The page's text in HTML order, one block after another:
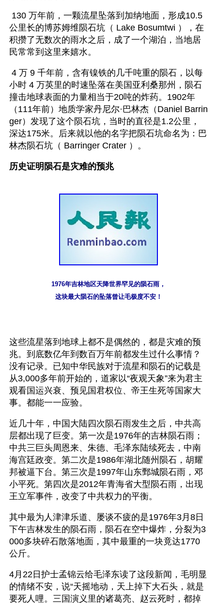
公里长的博苏姆维陨石坑（ Lake Bosumtwi ），在
积攒了无数次的雨水之后，成了一个湖泊，当地居
民常常到这里来嬉水。
小时 4 万英里的时速坠落在美国亚利桑那州，陨石
撞击地球表面的力量相当于20吨的炸药。1902年
（111年前）地质学家丹尼尔·巴林杰（Daniel Barrin
ger）发现了这个陨石坑，当时的直径是1.2公里，
深达175米。后来就以他的名字把陨石坑命名为：巴
林杰陨石坑（ Barringer Crater ）。
历史证明陨石是灾难的预兆
1976年吉林地区天降世界罕见的陨石雨，
这块最大陨石的坠落曾让毛极度不安！
这些流星落到地球上都不是偶然的，都是灾难的预
兆。到底数亿年到数百万年前都发生过什么事情？
没有记录。已知中华民族对于流星和陨石的记载是
从3,000多年前开始的，道家以“夜观天象”来为君主
观看国运兴衰、预见国君权位、帝王生死等国家大
事。都能一一应验。
近几十年，中国大陆四次陨石雨发生之后，中共高
层都出现了巨变。第一次是1976年的吉林陨石雨；
中共三巨头周恩来、朱德、毛泽东陆续死去，中南
海宫廷政变。第二次是1986年湖北随州陨石，胡耀
邦被逼下台。第三次是1997年山东鄄城陨石雨，邓
小平死。第四次是2012年青海省大型陨石雨，出现
王立军事件，改变了中共权力的平衡。
其中最为人津津乐道、屡谈不疲的是1976年3月8日
下午吉林发生的陨石雨，陨石在空中爆炸，分裂为3
000多块碎石散落地面，其中最重的一块竟达1770
公斤。
4月22日护士孟锦云给毛泽东读了这段新闻，毛明显
的情绪不安，说“天摇地动，天上掉下大石头，就是
要死人哩。三国演义里的诸葛亮、赵云死时，都掉